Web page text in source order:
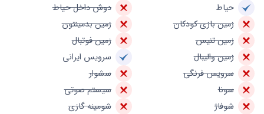
حیاط
دوش داخل حیاط
زمین بازی کودکان
زمین بدمینتون
زمین تنیس
زمین فوتبال
زمین والیبال
سرویس ایرانی
سرویس فرنگی
سشوار
سونا
سیستم صوتی
شوفاژ
شومینه گازی